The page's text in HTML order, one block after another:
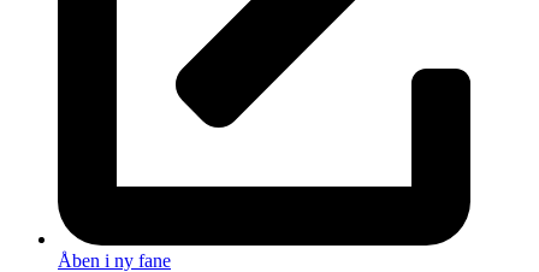
Åben i ny fane